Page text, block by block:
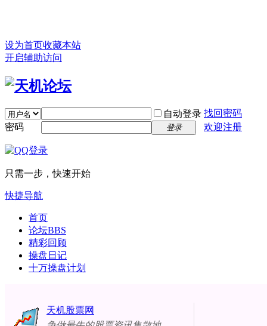
设为首页收藏本站
开启辅助访问
自动登录 找回密码
密码
登录 欢迎注册
只需一步，快速开始
快捷导航
首页
论坛BBS
精彩回顾
操盘日记
十万操盘计划
天机股票网